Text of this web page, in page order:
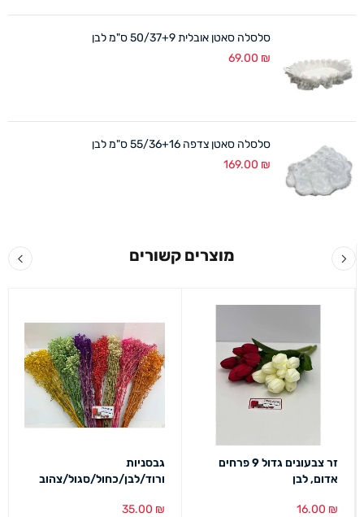
סלסלה סאטן אובלית 50/37+9 ס"מ לבן
69.00 ₪
סלסלה סאטן צדפה 55/36+16 ס"מ לבן
169.00 ₪
מוצרים קשורים
זר צבעונים גדול 9 פרחים
אדום, לבן
16.00 ₪
גבסניות
ורוד/לבן/כחול/סגול/צהוב
35.00 ₪